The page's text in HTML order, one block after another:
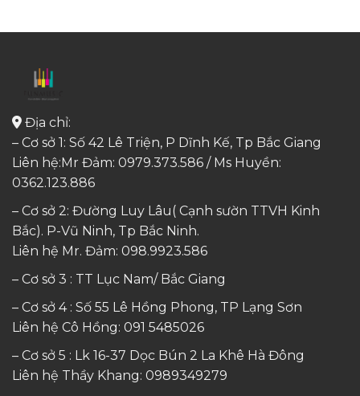
Địa chỉ:
– Cơ sở 1: Số 42 Lê Triện, P Dĩnh Kế, Tp Bắc Giang
Liên hệ:Mr Đảm: 0979.373.586 / Ms Huyền:
0362.123.886
– Cơ sở 2: Đường Luy Lâu( Cạnh sườn TTVH Kinh
Bắc). P-Vũ Ninh, Tp Bắc Ninh.
Liên hệ Mr. Đảm: 098.9923.586
– Cơ sở 3 : TT Lục Nam/ Bắc Giang
– Cơ sở 4 : Số 55 Lê Hồng Phong, TP Lạng Sơn
Liên hệ Cô Hồng: 091 5485026
– Cơ sở 5 : Lk 16-37 Dọc Bún 2 La Khê Hà Đông
Liên hệ Thầy Khang: 0989349279